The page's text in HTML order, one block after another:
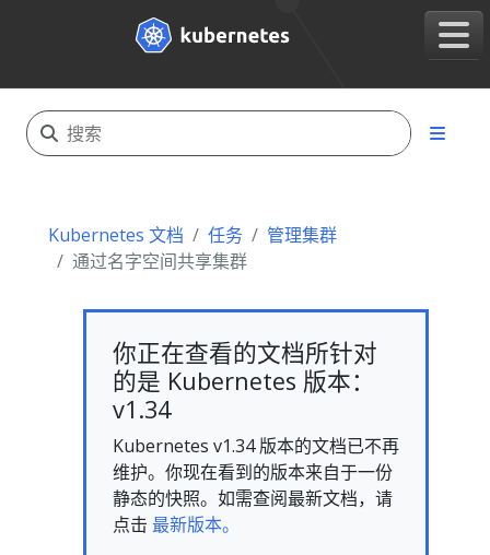
Kubernetes 文档 任务
管理集群
通过名字空间共享集群
你正在查看的文档所针对
的是 Kubernetes 版本：
v1.34
Kubernetes v1.34 版本的文档已不再
维护。你现在看到的版本来自于一份
静态的快照。如需查阅最新文档，请
点击 最新版本。